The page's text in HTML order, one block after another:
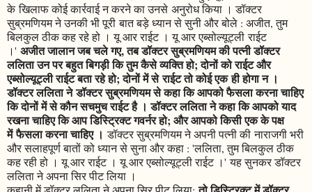
के खिलाफ कोई कार्रवाई न करने का उनसे अनुरोध किया । डॉक्टर
सुब्रमणियम ने उनकी भी पूरी बात बड़े ध्यान से सुनी और बोले : अजीत, तुम
बिलकुल ठीक कह रहे हो । यू आर राईट । यू आर एब्सोल्यूट्ली राईट
।' अजीत जालान जब चले गए, तब डॉक्टर सुब्रमणियम की पत्नी डॉक्टर
ललिता उन पर बहुत बिगड़ी कि तुम कैसे व्यक्ति हो; दोनों को राईट और
एब्सोल्यूट्ली राईट बता रहे हो; दोनों में से राईट तो कोई एक ही होगा न ।
डॉक्टर ललिता ने डॉक्टर सुब्रमणियम से कहा कि आपको फैसला करना चाहिए
कि दोनों में से कौन सचमुच राईट है । डॉक्टर ललिता ने कहा कि आपको याद
रखना चाहिए कि आप डिस्ट्रिक्ट गवर्नर हो; और आपको किसी एक के पक्ष
में फैसला करना चाहिए । डॉक्टर सुब्रमणियम ने अपनी पत्नी की नाराजगी भरी
और सलाहपूर्ण बातों को ध्यान से सुना और कहा : 'ललिता, तुम बिलकुल ठीक
कह रही हो । यू आर राईट । यू आर एब्सोल्यूट्ली राईट ।' यह सुनकर डॉक्टर
ललिता ने अपना सिर पीट लिया ।